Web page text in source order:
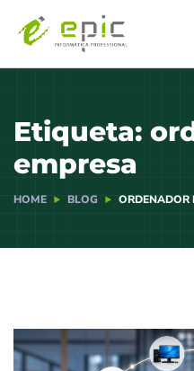
Etiqueta:
empresa
HOME BLOG ORDENADOR